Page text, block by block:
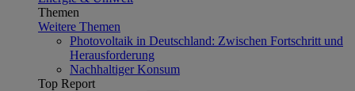
Themen
Weitere Themen
Photovoltaik in Deutschland: Zwischen Fortschritt und
Herausforderung
Nachhaltiger Konsum
Top Report